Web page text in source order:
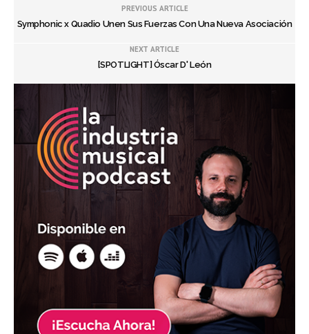
PREVIOUS ARTICLE
Symphonic x Quadio Unen Sus Fuerzas Con Una Nueva Asociación
NEXT ARTICLE
[SPOTLIGHT] Óscar D' León